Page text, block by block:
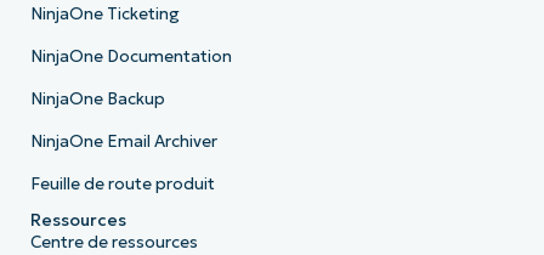
NinjaOne Ticketing
NinjaOne Documentation
NinjaOne Backup
NinjaOne Email Archiver
Feuille de route produit
Ressources
Centre de ressources